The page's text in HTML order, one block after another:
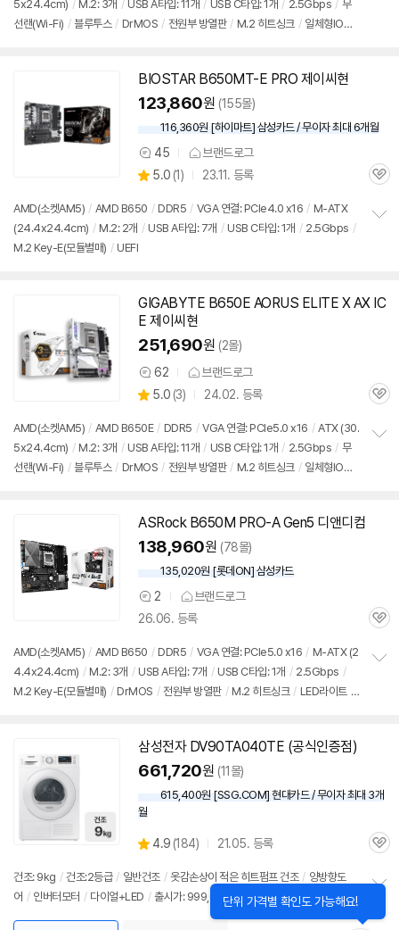
뷰
5x24.4cm) / M.2: 3개 / USB A타입: 11개 / USB C타입: 1개 / 2.5Gbps / 무
선랜(Wi-Fi) / 블루투스 / DrMOS / 전원부 방열판 / M.2 히트싱크 / 일체형IO실
BIOSTAR B650MT-E PRO 제이씨현
123,860원 (155몰)
116,360원 [하이마트] 삼성카드 / 무이자 최대 6개월
상
품
견
45 브랜드로그
별
점
5.0 (상
리
뷰
1) 23.11. 등록
관
AMD(소켓AM5) / AMD B650 / DDR5 / VGA 연결: PCIe4.0 x16 / M-ATX
(24.4x24.4cm) / M.2: 2개 / USB A타입: 7개 / USB C타입: 1개 / 2.5Gbps /
M.2 Key-E(모듈별매) / UEFI
기
GIGABYTE B650E AORUS ELITE X AX IC
E 제이씨현
251,690원 (2몰)
상
품
견
62 브랜드로그
별
점
5.0 (상
리
뷰
3) 24.02. 등록
관
AMD(소켓AM5) / AMD B650E / DDR5 / VGA 연결: PCIe5.0 x16 / ATX (30.
5x24.4cm) / M.2: 3개 / USB A타입: 11개 / USB C타입: 1개 / 2.5Gbps / 무
선랜(Wi-Fi) / 블루투스 / DrMOS / 전원부 방열판 / M.2 히트싱크 / 일체형IO실
ASRock B650M PRO-A Gen5 디앤디컴
138,960원 (78몰)
135,020원 [롯데ON] 삼성카드
상
품
견
2
브랜드로그
26.06. 등록
관
AMD(소켓AM5) / AMD B650 / DDR5 / VGA 연결: PCIe5.0 x16 / M-ATX (2
4.4x24.4cm) / M.2: 3개 / USB A타입: 7개 / USB C타입: 1개 / 2.5Gbps /
M.2 Key-E(모듈별매) / DrMOS / 전원부 방열판 / M.2 히트싱크 / LED라이트 /
삼성전자 DV90TA040TE (공식인증점)
661,720원 (11몰)
615,400원 [SSG.COM] 현대카드 / 무이자 최대 3개
월
별
점
4.9 (상
리
뷰
184) 21.05. 등록
관
건조: 9kg / 건조:2등급 / 일반건조 / 옷감손상이 적은 히트펌프 건조 / 양방향도
어 / 인버터모터 / 다이얼+LED / 출시가: 999,000원
보
단위 가격별 확인도 가능해요!
기